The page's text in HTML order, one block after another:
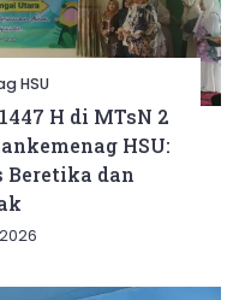
HSU
H di MTsN 2
HSU:
Beretika dan